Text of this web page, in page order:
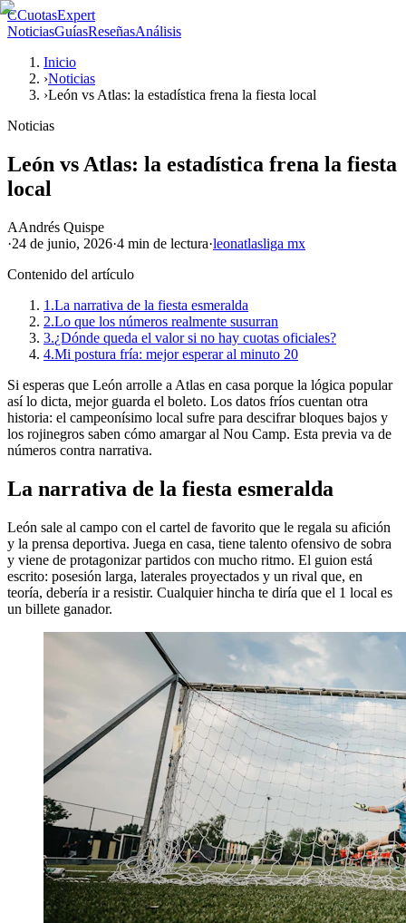
CCuotasExpert
NoticiasGuíasReseñasAnálisis
Inicio
›Noticias
›León vs Atlas: la estadística frena la fiesta local
Noticias
León vs Atlas: la estadística frena la fiesta
local
AAndrés Quispe
·24 de junio, 2026·4 min de lectura·leonatlasliga mx
Contenido del artículo
1.La narrativa de la fiesta esmeralda
2.Lo que los números realmente susurran
3.¿Dónde queda el valor si no hay cuotas oficiales?
4.Mi postura fría: mejor esperar al minuto 20
Si esperas que León arrolle a Atlas en casa porque la lógica popular
así lo dicta, mejor guarda el boleto. Los datos fríos cuentan otra
historia: el campeonísimo local sufre para descifrar bloques bajos y
los rojinegros saben cómo amargar al Nou Camp. Esta previa va de
números contra narrativa.
La narrativa de la fiesta esmeralda
León sale al campo con el cartel de favorito que le regala su afición
y la prensa deportiva. Juega en casa, tiene talento ofensivo de sobra
y viene de protagonizar partidos con mucho ritmo. El guion está
escrito: posesión larga, laterales proyectados y un rival que, en
teoría, debería ir a resistir. Cualquier hincha te diría que el 1 local es
un billete ganador.